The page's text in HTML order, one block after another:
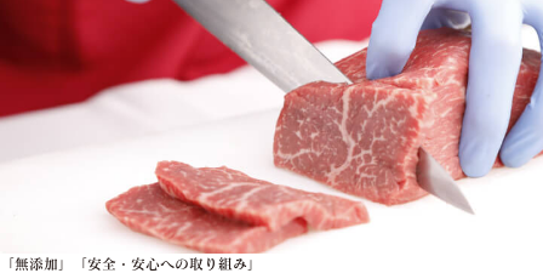
「無添加」「安全・安心への取り組み」